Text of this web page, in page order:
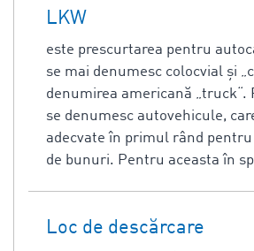
LKW
este prescurtarea pentru
se mai denumesc colocvial şi
denumirea americană „truck“.
se denumesc autovehicule,
adecvate în primul rând
de bunuri. Pentru aceasta în
Loc de descărcare